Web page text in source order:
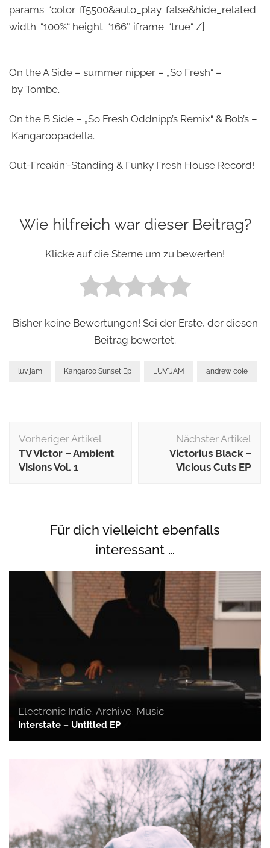
width=“100%“ height=“166″ iframe=“true“ /]
On the A Side – summer nipper – „So Fresh“ –
by Tombe.
On the B Side – „So Fresh Oddnipp’s Remix“ & Bob’s –
Kangaroopadella.
Out-Freakin‘-Standing & Funky Fresh House Record!
Wie hilfreich war dieser Beitrag?
Klicke auf die Sterne um zu bewerten!
Bisher keine Bewertungen! Sei der Erste, der diesen
Beitrag bewertet.
luv jam Kangaroo Sunset Ep LUV*JAM andrew cole
Vorheriger Artikel
TV Victor ‎– Ambient
Visions Vol. 1
Nächster Artikel
Victorius Black –
Vicious Cuts EP
Für dich vielleicht ebenfalls
interessant …
Electronic Indie, Archive, Music
Interstate – Untitled EP